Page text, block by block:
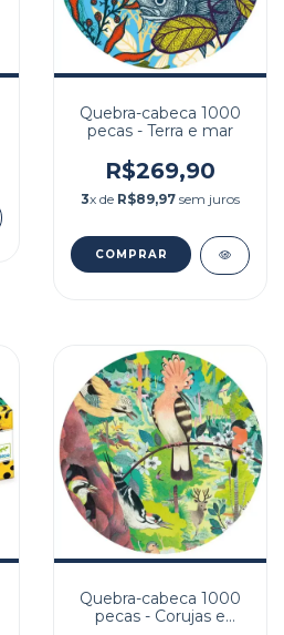
Quebra-cabeca 1000
pecas - Terra e mar
R$269,90
3x de R$89,97 sem juros
Quebra-cabeca 1000
pecas - Corujas e